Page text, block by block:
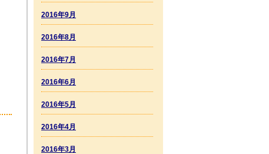
2016年9月
2016年8月
2016年7月
2016年6月
2016年5月
2016年4月
2016年3月